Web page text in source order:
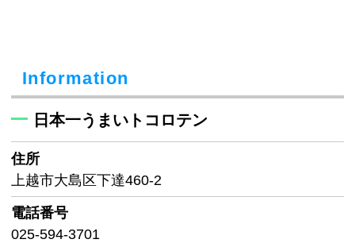
Information
日本一うまいトコロテン
住所
上越市大島区下達460-2
電話番号
025-594-3701